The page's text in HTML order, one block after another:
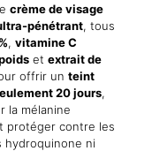
crème de visage
pénétrant, tous
, vitamine C
et extrait de
offrir un teint
20 jours,
la mélanine
protéger contre les
ni